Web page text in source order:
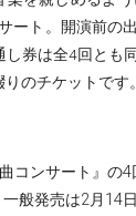
ート。開演前の
し券は全4回とも
のチケットです。
コンサート』の
般発売は2月14